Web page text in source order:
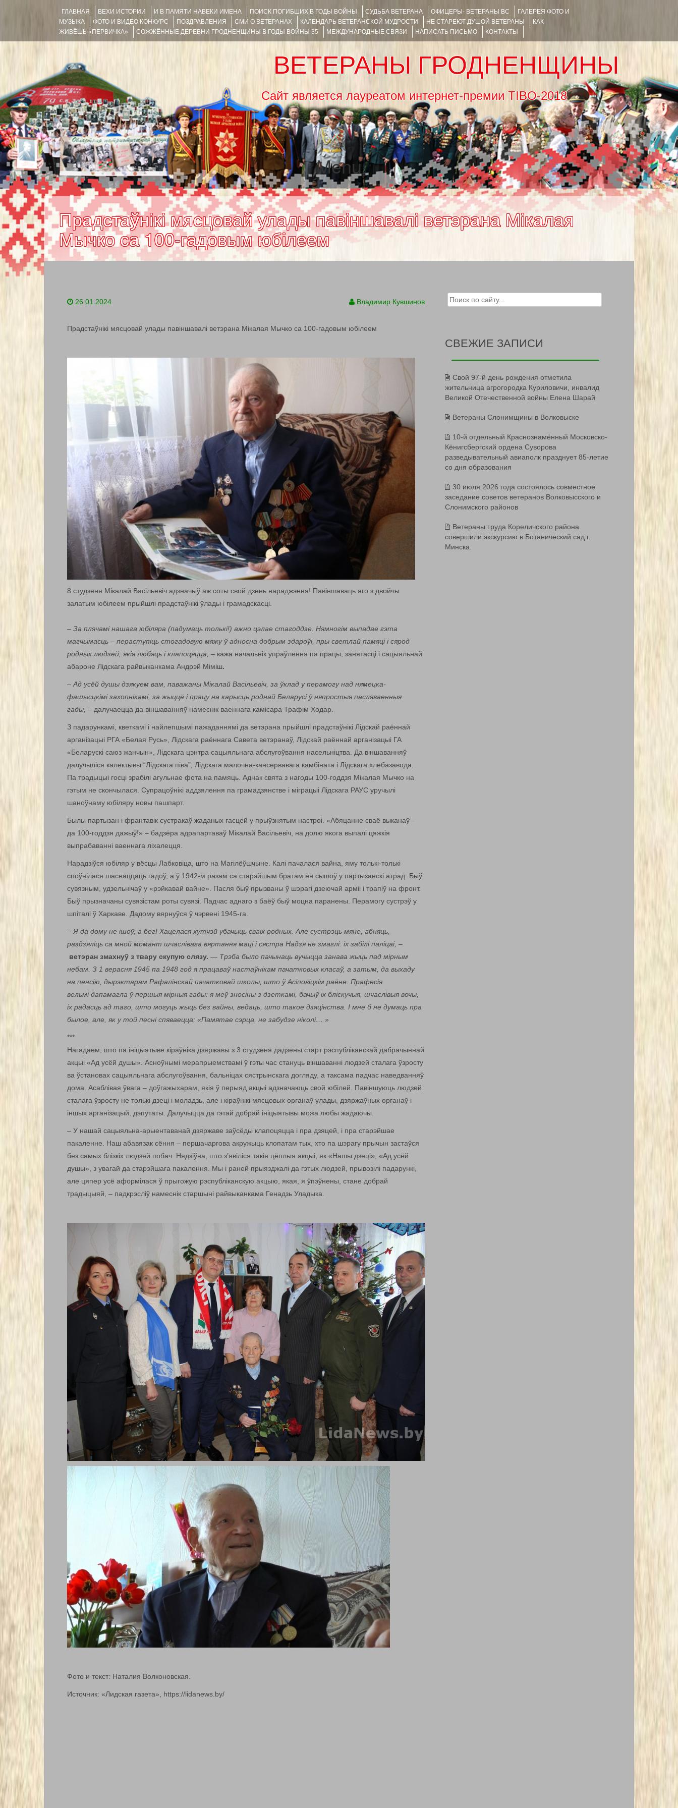
ГЛАВНАЯ ВЕХИ ИСТОРИИ И В ПАМЯТИ НАВЕКИ ИМЕНА ПОИСК ПОГИБШИХ В ГОДЫ ВОЙНЫ СУДЬБА ВЕТЕРАНА ОФИЦЕРЫ- ВЕТЕРАНЫ ВС
ГАЛЕРЕЯ ФОТО И
МУЗЫКА
ФОТО И ВИДЕО КОНКУРС ПОЗДРАВЛЕНИЯ СМИ О ВЕТЕРАНАХ КАЛЕНДАРЬ ВЕТЕРАНСКОЙ МУДРОСТИ НЕ СТАРЕЮТ ДУШОЙ ВЕТЕРАНЫ
КАК
ЖИВЁШЬ «ПЕРВИЧКА»
СОЖЖЁННЫЕ ДЕРЕВНИ ГРОДНЕНЩИНЫ В ГОДЫ ВОЙНЫ 35 МЕЖДУНАРОДНЫЕ СВЯЗИ НАПИСАТЬ ПИСЬМО КОНТАКТЫ
ВЕТЕРАНЫ ГРОДНЕНЩИНЫ
Сайт является лауреатом интернет-премии TIBO-2018
Menu
SKIP TO CONTENT
Прадстаўнікі мясцовай улады павіншавалі ветэрана Мікалая
Мычко са 100-гадовым юбілеем
26.01.2024 Владимир Кувшинов
Прадстаўнікі мясцовай улады павіншавалі ветэрана Мікалая Мычко са 100-гадовым юбілеем
8 студзеня Мікалай Васільевіч адзначыў аж соты свой дзень нараджэння! Павіншаваць яго з двойчы
залатым юбілеем прыйшлі прадстаўнікі ўлады і грамадскасці.
– За плячамі нашага юбіляра (падумаць толькі!) ажно цэлае стагоддзе. Нямногім выпадае гэта
магчымасць – пераступіць стогадовую мяжу ў адносна добрым здароўі, пры светлай памяці і сярод
родных людзей, якія любяць і клапоцяцца, – кажа начальнік упраўлення па працы, занятасці і сацыяльнай
абароне Лідскага райвыканкама Андрэй Міміш.
– Ад усёй душы дзякуем вам, паважаны Мікалай Васільевіч, за ўклад у перамогу над нямецка-
фашысцкімі захопнікамі, за жыццё і працу на карысць роднай Беларусі ў няпростыя пасляваенныя
гады, – далучаецца да віншаванняў намеснік ваеннага камісара Трафім Ходар.
З падарункамі, кветкамі і найлепшымі пажаданнямі да ветэрана прыйшлі прадстаўнікі Лідскай раённай
арганізацыі РГА «Белая Русь», Лідскага раённага Савета ветэранаў, Лідскай раённай арганізацыі ГА
«Беларускі саюз жанчын», Лідскага цэнтра сацыяльнага абслугоўвання насельніцтва. Да віншаванняў
далучыліся калектывы “Лідскага піва”, Лідскага малочна-кансервавага камбіната і Лідскага хлебазавода.
Па традыцыі госці зрабілі агульнае фота на памяць. Аднак свята з нагоды 100-годдзя Мікалая Мычко на
гэтым не скончылася. Супрацоўнікі аддзялення па грамадзянстве і міграцыі Лідскага РАУС уручылі
шаноўнаму юбіляру новы пашпарт.
Былы партызан і франтавік сустракаў жаданых гасцей у прыўзнятым настроі. «Абяцанне сваё выканаў –
да 100-годдзя дажыў!» – бадзёра адрапартаваў Мікалай Васільевіч, на долю якога выпалі цяжкія
выпрабаванні ваеннага ліхалецця.
Нарадзіўся юбіляр у вёсцы Лабковіца, што на Магілёўшчыне. Калі пачалася вайна, яму толькі-толькі
споўнілася шаснаццаць гадоў, а ў 1942-м разам са старэйшым братам ён сышоў у партызанскі атрад. Быў
сувязным, удзельнічаў у «рэйкавай вайне». Пасля быў прызваны ў шэрагі дзеючай арміі і трапіў на фронт.
Быў прызначаны сувязістам роты сувязі. Падчас аднаго з баёў быў моцна паранены. Перамогу сустрэў у
шпіталі ў Харкаве. Дадому вярнуўся ў чэрвені 1945-га.
– Я да дому не ішоў, а бег! Хацелася хутчэй убачыць сваіх родных. Але сустрэць мяне, абняць,
раздзяліць са мной момант шчаслівага вяртання маці і сястра Надзя не змаглі: іх забілі паліцаі, –
ветэран змахнуў з твару скупую слязу. — Трэба было пачынаць вучыцца занава жыць пад мірным
небам. З 1 верасня 1945 па 1948 год я працаваў настаўнікам пачатковых класаў, а затым, да выхаду
на пенсію, дырэктарам Рафалінскай пачатковай школы, што ў Асіповіцкім раёне. Прафесія
вельмі дапамагла ў першыя мірныя гады: я меў зносіны з дзеткамі, бачыў іх бліскучыя, шчаслівыя вочы,
іх радасць ад таго, што могуць жыць без вайны, ведаць, што такое дзяцінства. І мне б не думаць пра
былое, але, як у той песні спяваецца: «Памятае сэрца, не забудзе ніколі… »
***
Нагадаем, што па ініцыятыве кіраўніка дзяржавы з 3 студзеня дадзены старт рэспубліканскай дабрачыннай
акцыі «Ад усёй душы». Асноўнымі мерапрыемствамі ў гэты час стануць віншаванні людзей сталага ўзросту
ва ўстановах сацыяльнага абслугоўвання, бальніцах сястрынскага догляду, а таксама падчас наведванняў
дома. Асаблівая ўвага – доўгажыхарам, якія ў перыяд акцыі адзначаюць свой юбілей. Павіншуюць людзей
сталага ўзросту не толькі дзеці і моладзь, але і кіраўнікі мясцовых органаў улады, дзяржаўных органаў і
іншых арганізацый, дэпутаты. Далучыцца да гэтай добрай ініцыятывы можа любы жадаючы.
– У нашай сацыяльна-арыентаванай дзяржаве заўсёды клапоцяцца і пра дзяцей, і пра старэйшае
пакаленне. Наш абавязак сёння – першачаргова акружыць клопатам тых, хто па шэрагу прычын застаўся
без самых блізкіх людзей побач. Нядзіўна, што з’явіліся такія цёплыя акцыі, як «Нашы дзеці», «Ад усёй
душы», з увагай да старэйшага пакалення. Мы і раней прыязджалі да гэтых людзей, прывозілі падарункі,
але цяпер усё аформілася ў прыгожую рэспубліканскую акцыю, якая, я ўпэўнены, стане добрай
традыцыяй, – падкрэсліў намеснік старшыні райвыканкама Генадзь Уладыка.
Фото и текст: Наталия Волконовская.
Источник: «Лидская газета», https://lidanews.by/
Search for:
СВЕЖИЕ ЗАПИСИ
Свой 97-й день рождения отметила
жительница агрогородка Куриловичи, инвалид
Великой Отечественной войны Елена Шарай
Ветераны Слонимщины в Волковыске
10-й отдельный Краснознамённый Московско-
Кёнигсбергский ордена Суворова
разведывательный авиаполк празднует 85-летие
со дня образования
30 июля 2026 года состоялось совместное
заседание советов ветеранов Волковысского и
Слонимского районов
Ветераны труда Кореличского района
совершили экскурсию в Ботанический сад г.
Минска.